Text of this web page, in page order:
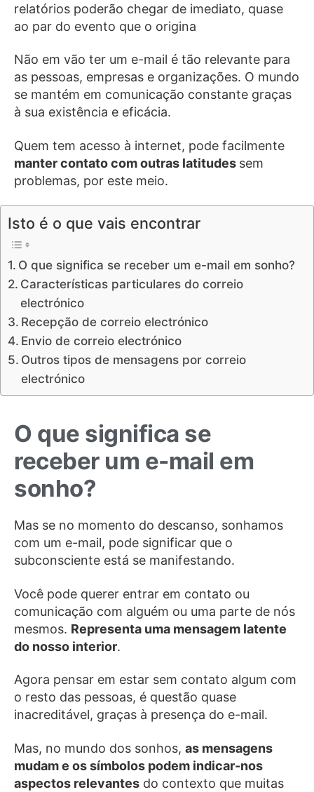
relatórios poderão chegar de imediato, quase
ao par do evento que o origina
Não em vão ter um e-mail é tão relevante para
as pessoas, empresas e organizações. O mundo
se mantém em comunicação constante graças
à sua existência e eficácia.
Quem tem acesso à internet, pode facilmente
manter contato com outras latitudes sem
problemas, por este meio.
Isto é o que vais encontrar
O que significa se receber um e-mail em sonho?
Características particulares do correio
electrónico
Recepção de correio electrónico
Envio de correio electrónico
Outros tipos de mensagens por correio
electrónico
O que significa se
receber um e-mail em
sonho?
Mas se no momento do descanso, sonhamos
com um e-mail, pode significar que o
subconsciente está se manifestando.
Você pode querer entrar em contato ou
comunicação com alguém ou uma parte de nós
mesmos. Representa uma mensagem latente
do nosso interior.
Agora pensar em estar sem contato algum com
o resto das pessoas, é questão quase
inacreditável, graças à presença do e-mail.
Mas, no mundo dos sonhos, as mensagens
mudam e os símbolos podem indicar-nos
aspectos relevantes do contexto que muitas